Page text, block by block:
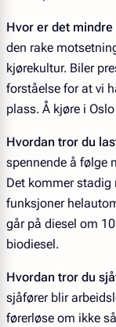
Hvor er det mindre
den rake
kjørekultur. Biler
forståelse for at vi
plass. Å kjøre i
Hvordan tror du
spennende å følge
Det kommer stadig
funksjoner
går på diesel om
biodiesel.
Hvordan tror du
sjåfører blir
førerløse om ikke